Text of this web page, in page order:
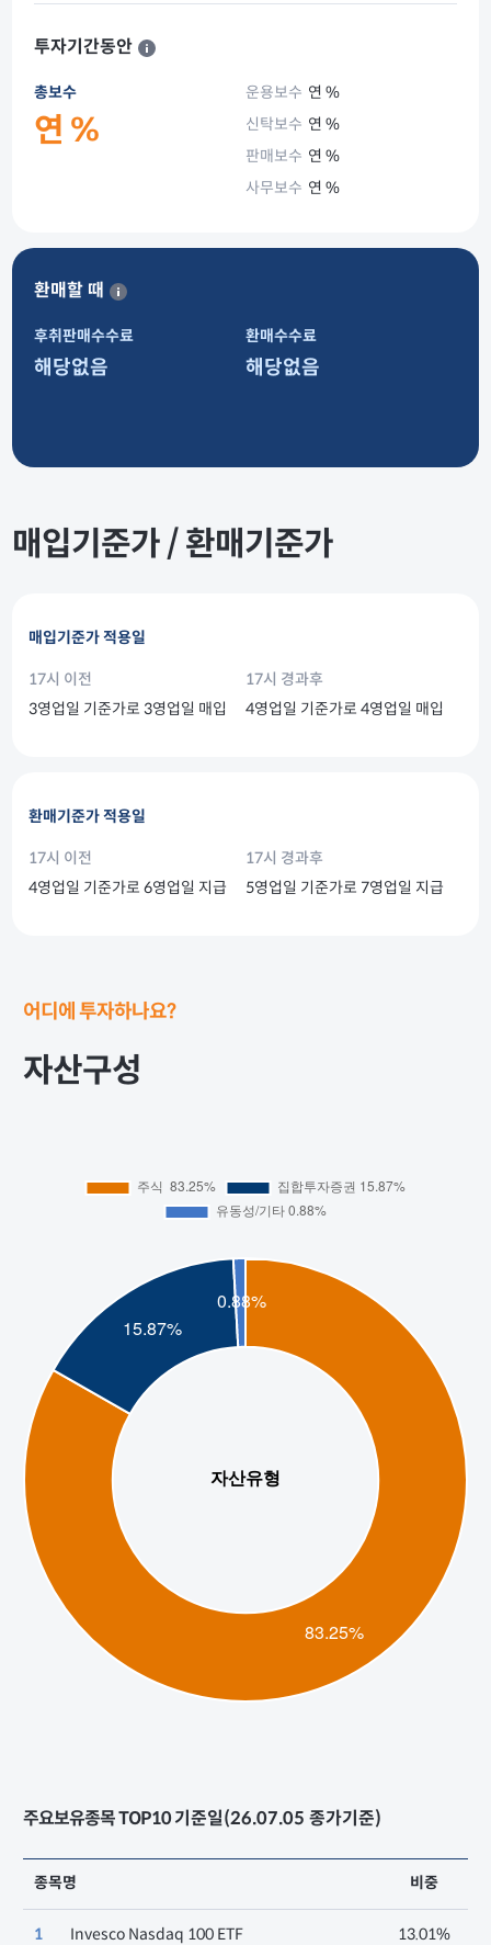
투자기간동안
총보수
연 %
운용보수 연 %
신탁보수 연 %
판매보수 연 %
사무보수 연 %
환매할 때
후취판매수수료
해당없음
환매수수료
해당없음
매입기준가 / 환매기준가
매입기준가 적용일
17시 이전
3영업일 기준가로 3영업일 매입
17시 경과후
4영업일 기준가로 4영업일 매입
환매기준가 적용일
17시 이전
4영업일 기준가로 6영업일 지급
17시 경과후
5영업일 기준가로 7영업일 지급
어디에 투자하나요?
자산구성
주요보유종목 TOP10기준일(26.07.05 종가기준)
종목명 비중
1 Invesco Nasdaq 100 ETF 13.01%